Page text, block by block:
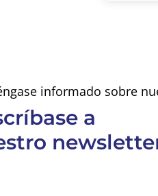
informado sobre
a